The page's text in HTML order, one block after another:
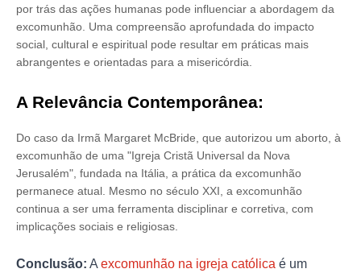
por trás das ações humanas pode influenciar a abordagem da
excomunhão. Uma compreensão aprofundada do impacto
social, cultural e espiritual pode resultar em práticas mais
abrangentes e orientadas para a misericórdia.
A Relevância Contemporânea:
Do caso da Irmã Margaret McBride, que autorizou um aborto, à
excomunhão de uma "Igreja Cristã Universal da Nova
Jerusalém", fundada na Itália, a prática da excomunhão
permanece atual. Mesmo no século XXI, a excomunhão
continua a ser uma ferramenta disciplinar e corretiva, com
implicações sociais e religiosas.
Conclusão: A excomunhão na igreja católica é um